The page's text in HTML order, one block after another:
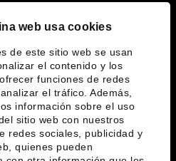
web usa cookies
de este sitio web se usan
el contenido y los
funciones de redes
el tráfico. Además,
información sobre el uso
sitio web con nuestros
redes sociales, publicidad y
quienes pueden